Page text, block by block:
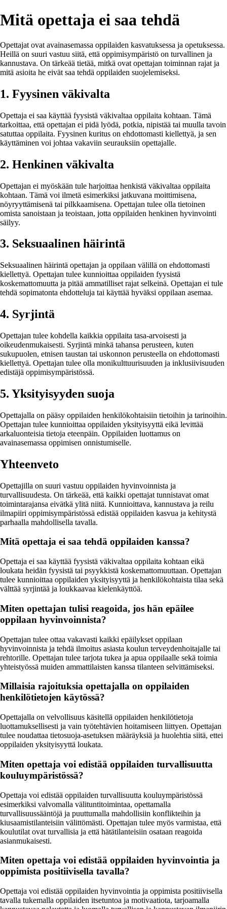
Mitä opettaja ei saa tehdä
Opettajat ovat avainasemassa oppilaiden kasvatuksessa ja opetuksessa.
Heillä on suuri vastuu siitä, että oppimisympäristö on turvallinen ja
kannustava. On tärkeää tietää, mitkä ovat opettajan toiminnan rajat ja
mitä asioita he eivät saa tehdä oppilaiden suojelemiseksi.
1. Fyysinen väkivalta
Opettaja ei saa käyttää fyysistä väkivaltaa oppilaita kohtaan. Tämä
tarkoittaa, että opettajan ei pidä lyödä, potkia, nipistää tai muulla tavoin
satuttaa oppilaita. Fyysinen kuritus on ehdottomasti kiellettyä, ja sen
käyttäminen voi johtaa vakaviin seurauksiin opettajalle.
2. Henkinen väkivalta
Opettajan ei myöskään tule harjoittaa henkistä väkivaltaa oppilaita
kohtaan. Tämä voi ilmetä esimerkiksi jatkuvana moittimisena,
nöyryyttämisenä tai pilkkaamisena. Opettajan tulee olla tietoinen
omista sanoistaan ja teoistaan, jotta oppilaiden henkinen hyvinvointi
säilyy.
3. Seksuaalinen häirintä
Seksuaalinen häirintä opettajan ja oppilaan välillä on ehdottomasti
kiellettyä. Opettajan tulee kunnioittaa oppilaiden fyysistä
koskemattomuutta ja pitää ammatilliset rajat selkeinä. Opettajan ei tule
tehdä sopimatonta ehdotteluja tai käyttää hyväksi oppilaan asemaa.
4. Syrjintä
Opettajan tulee kohdella kaikkia oppilaita tasa-arvoisesti ja
oikeudenmukaisesti. Syrjintä minkä tahansa perusteen, kuten
sukupuolen, etnisen taustan tai uskonnon perusteella on ehdottomasti
kiellettyä. Opettajan tulee olla monikulttuurisuuden ja inklusiivisuuden
edistäjä oppimisympäristössä.
5. Yksityisyyden suoja
Opettajalla on pääsy oppilaiden henkilökohtaisiin tietoihin ja tarinoihin.
Opettajan tulee kunnioittaa oppilaiden yksityisyyttä eikä levittää
arkaluonteisia tietoja eteenpäin. Oppilaiden luottamus on
avainasemassa oppimisen onnistumiselle.
Yhteenveto
Opettajilla on suuri vastuu oppilaiden hyvinvoinnista ja
turvallisuudesta. On tärkeää, että kaikki opettajat tunnistavat omat
toimintarajansa eivätkä ylitä niitä. Kunnioittava, kannustava ja reilu
ilmapiiri oppimisympäristössä edistää oppilaiden kasvua ja kehitystä
parhaalla mahdollisella tavalla.
Mitä opettaja ei saa tehdä oppilaiden kanssa?
Opettaja ei saa käyttää fyysistä väkivaltaa oppilaita kohtaan eikä
loukata heidän fyysistä tai psyykkistä koskemattomuuttaan. Opettajan
tulee kunnioittaa oppilaiden yksityisyyttä ja henkilökohtaista tilaa sekä
välttää syrjintää ja loukkaavaa kielenkäyttöä.
Miten opettajan tulisi reagoida, jos hän epäilee
oppilaan hyvinvoinnista?
Opettajan tulee ottaa vakavasti kaikki epäilykset oppilaan
hyvinvoinnista ja tehdä ilmoitus asiasta koulun terveydenhoitajalle tai
rehtorille. Opettajan tulee tarjota tukea ja apua oppilaalle sekä toimia
yhteistyössä muiden ammattilaisten kanssa tilanteen selvittämiseksi.
Millaisia rajoituksia opettajalla on oppilaiden
henkilötietojen käytössä?
Opettajalla on velvollisuus käsitellä oppilaiden henkilötietoja
luottamuksellisesti ja vain työtehtävien hoitamiseen liittyen. Opettajan
tulee noudattaa tietosuoja-asetuksen määräyksiä ja huolehtia siitä, ettei
oppilaiden yksityisyyttä loukata.
Miten opettaja voi edistää oppilaiden turvallisuutta
kouluympäristössä?
Opettaja voi edistää oppilaiden turvallisuutta kouluympäristössä
esimerkiksi valvomalla välituntitoimintaa, opettamalla
turvallisuussääntöjä ja puuttumalla mahdollisiin konflikteihin ja
kiusaamistilanteisiin välittömästi. Opettajan tulee myös varmistaa, että
koulutilat ovat turvallisia ja että hätätilanteisiin osataan reagoida
asianmukaisesti.
Miten opettaja voi edistää oppilaiden hyvinvointia ja
oppimista positiivisella tavalla?
Opettaja voi edistää oppilaiden hyvinvointia ja oppimista positiivisella
tavalla tukemalla oppilaiden itsetuntoa ja motivaatiota, tarjoamalla